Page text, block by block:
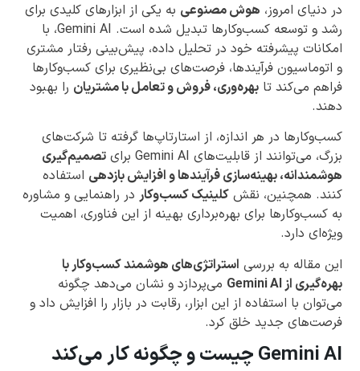
در دنیای امروز، هوش مصنوعی به یکی از ابزارهای کلیدی برای
رشد و توسعه کسب‌وکارها تبدیل شده است. Gemini AI، با
امکانات پیشرفته خود در تحلیل داده، پیش‌بینی رفتار مشتری
و اتوماسیون فرآیندها، فرصت‌های بی‌نظیری برای کسب‌وکارها
فراهم می‌کند تا بهره‌وری، فروش و تعامل با مشتریان را بهبود
دهند.
کسب‌وکارها در هر اندازه، از استارتاپ‌ها گرفته تا شرکت‌های
بزرگ، می‌توانند از قابلیت‌های Gemini AI برای
تصمیم‌گیری
هوشمندانه، بهینه‌سازی فرآیندها و افزایش بازدهی استفاده
کنند. همچنین، نقش کلینیک کسب‌وکار در راهنمایی و مشاوره
به کسب‌وکارها برای بهره‌برداری بهینه از این فناوری، اهمیت
ویژه‌ای دارد.
این مقاله به بررسی استراتژی‌های هوشمند کسب‌وکار با
بهره‌گیری از Gemini AI
می‌پردازد و نشان می‌دهد چگونه
می‌توان با استفاده از این ابزار، رقابت در بازار را افزایش داد و
فرصت‌های جدید خلق کرد.
Gemini AI چیست و چگونه کار می‌کند